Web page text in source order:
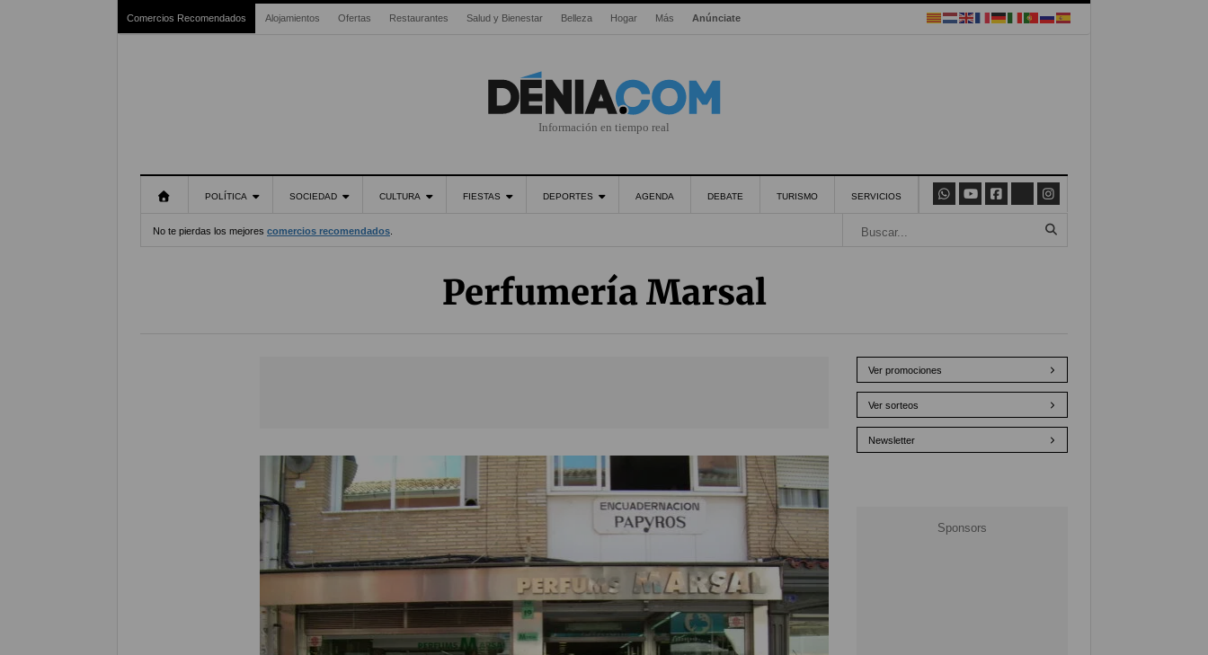
Comercios Recomendados Alojamientos Ofertas Restaurantes Salud y Bienestar Belleza Hogar Más Anúnciate
Información en tiempo real
POLÍTICA SOCIEDAD CULTURA FIESTAS DEPORTES AGENDA DEBATE TURISMO SERVICIOS
No te pierdas los mejores comercios recomendados
Perfumería Marsal
Ver promociones
Ver sorteos
Newsletter